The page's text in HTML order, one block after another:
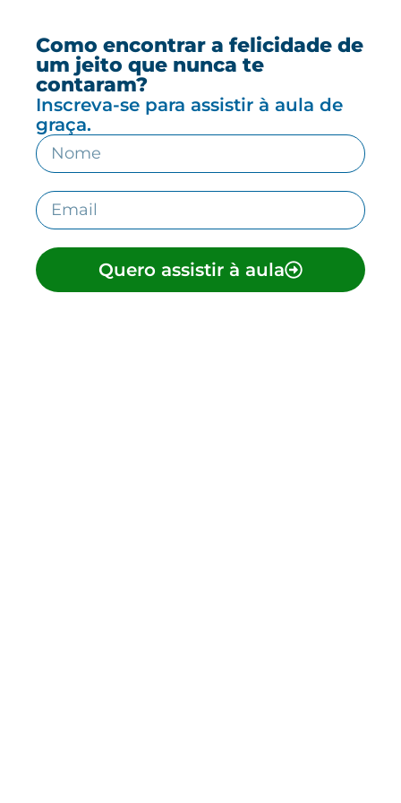
Como encontrar a felicidade de
um jeito que nunca te
contaram?
Inscreva-se para assistir à aula de
graça.
Quero assistir à aula